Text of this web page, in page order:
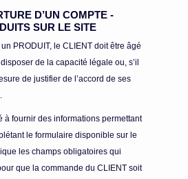
D’UN COMPTE -
SUR LE SITE
PRODUIT, le CLIENT doit être âgé
de la capacité légale ou, s’il
de justifier de l’accord de ses
à fournir des informations permettant
le formulaire disponible sur le
les champs obligatoires qui
que la commande du CLIENT soit